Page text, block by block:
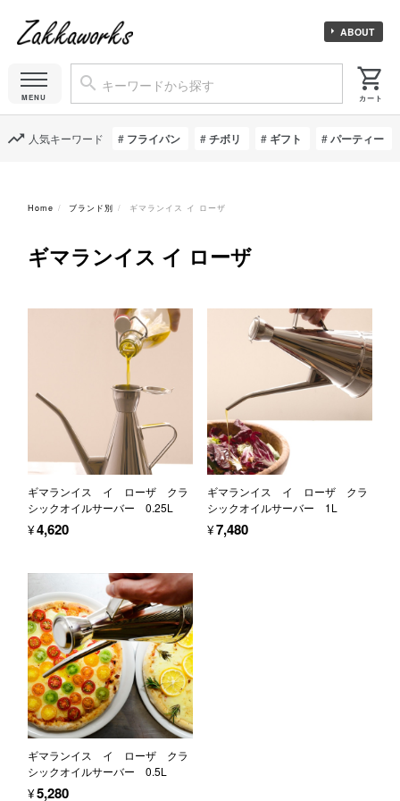
ABOUT
人気キーワード フライパン チボリ ギフト パーティー
Home ブランド別 ギマランイス イ ローザ
ギマランイス イ ローザ
ギマランイス イ ローザ クラ
シックオイルサーバー 0.25L
¥4,620
ギマランイス イ ローザ クラ
シックオイルサーバー 1L
¥7,480
ギマランイス イ ローザ クラ
シックオイルサーバー 0.5L
¥5,280